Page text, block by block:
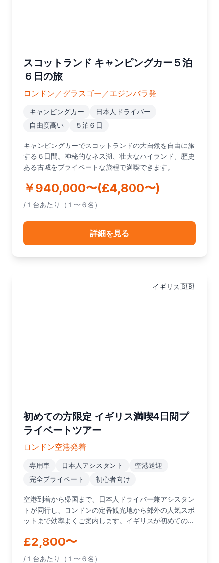
スコットランド キャンピングカー５泊
６日の旅
ロンドン／グラスゴー／エジンバラ発
キャンピングカー
日本人ドライバー
自由度高い
５泊６日
キャンピングカーでスコットランドの大自然を自由に旅
する６日間。神秘的なネス湖、壮大なハイランド、歴史
ある古城をプライベートな旅程で満喫できます。
￥940,000〜(£4,800〜)
/１台あたり（１〜６名）
詳細を見る
イギリス🇬🇧
初めての方限定 イギリス満喫4日間プ
ライベートツアー
ロンドン空港発着
専用車 日本人アシスタント
空港送迎
完全プライベート
初心者向け
空港到着から帰国まで、日本人ドライバー兼アシスタン
トが同行し、ロンドンの定番観光地から郊外の人気スポ
ットまで効率よくご案内します。イギリスが初めてのお
£2,800〜
/１台あたり（１〜６名）